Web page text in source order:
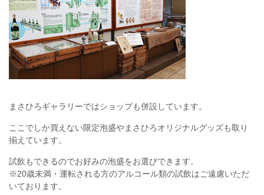
まさひろギャラリーではショップも併設しています。
ここでしか買えない限定泡盛やまさひろオリジナルグッズも取り
揃えています。
試飲もできるのでお好みの泡盛をお選びできます。
※20歳未満・運転される方のアルコール類の試飲はご遠慮いただ
いております。